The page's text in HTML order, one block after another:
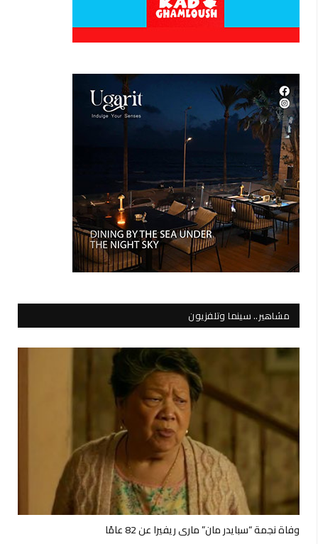
مشاهير.. سينما وتلفزيون
وفاة نجمة “سبايدر مان” ماري ريفيرا عن 82 عامًا